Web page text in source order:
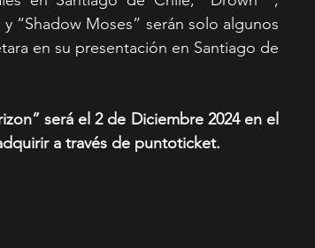
“Shadow Moses” serán solo algunos
en su presentación en Santiago de
será el 2 de Diciembre 2024 en el
a través de puntoticket.